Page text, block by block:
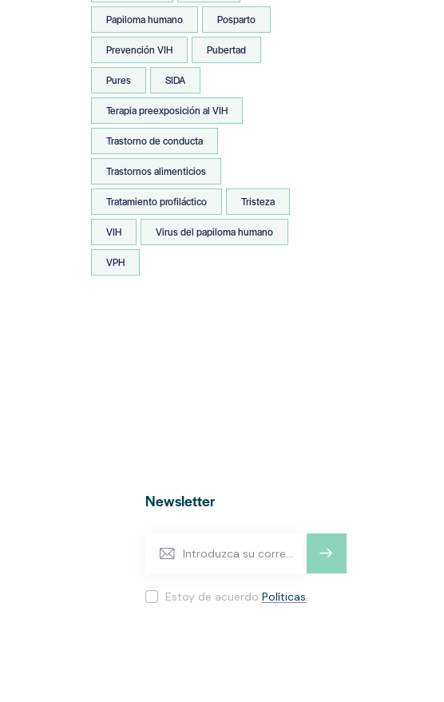
Papiloma humano Posparto
Prevención VIH Pubertad
Pures SIDA
Terapia preexposición al VIH
Trastorno de conducta
Trastornos alimenticios
Tratamiento profiláctico Tristeza
VIH Virus del papiloma humano
VPH
Newsletter
SUSCRI
Estoy de acuerdo Políticas.